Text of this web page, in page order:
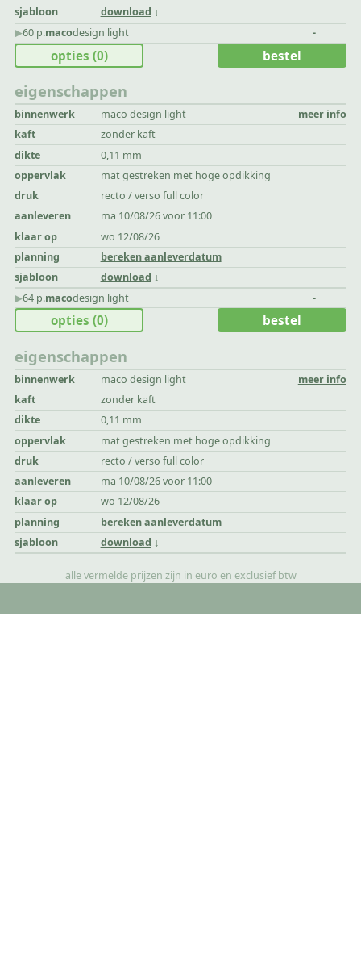
sjabloon
download
▶︎60 p.macodesign light -
eigenschappen
binnenwerk maco design light
meer info
kaft
zonder kaft
dikte
0,11 mm
oppervlak
mat gestreken met hoge opdikking
druk
recto / verso full color
aanleveren
ma 10/08/26 voor 11:00
klaar op
wo 12/08/26
planning
bereken aanleverdatum
sjabloon
download
opties (0) bestel
▶︎64 p.macodesign light -
eigenschappen
binnenwerk maco design light
meer info
kaft
zonder kaft
dikte
0,11 mm
oppervlak
mat gestreken met hoge opdikking
druk
recto / verso full color
aanleveren
ma 10/08/26 voor 11:00
klaar op
wo 12/08/26
planning
bereken aanleverdatum
sjabloon
download
opties (0) bestel
alle vermelde prijzen zijn in euro en exclusief btw